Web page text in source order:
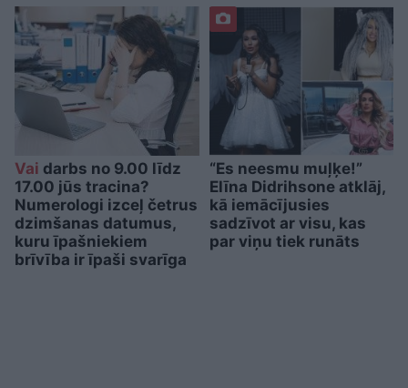
Vai darbs no 9.00 līdz
17.00 jūs tracina?
Numerologi izceļ četrus
dzimšanas datumus,
kuru īpašniekiem
brīvība ir īpaši svarīga
“Es neesmu muļķe!”
Elīna Didrihsone atklāj,
kā iemācījusies
sadzīvot ar visu, kas
par viņu tiek runāts